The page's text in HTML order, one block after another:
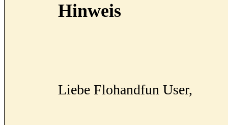
Hinweis
Liebe Flohandfun User,